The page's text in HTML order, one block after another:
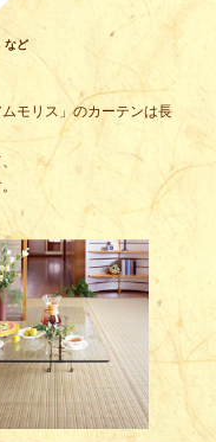
など
モリス」のカーテンは長